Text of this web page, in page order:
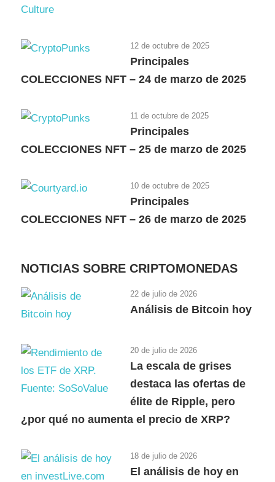
12 de octubre de 2025
Principales
COLECCIONES NFT – 24 de marzo de 2025
11 de octubre de 2025
Principales
COLECCIONES NFT – 25 de marzo de 2025
10 de octubre de 2025
Principales
COLECCIONES NFT – 26 de marzo de 2025
NOTICIAS SOBRE CRIPTOMONEDAS
22 de julio de 2026
Análisis de Bitcoin hoy
20 de julio de 2026
La escala de grises
destaca las ofertas de
élite de Ripple, pero
¿por qué no aumenta el precio de XRP?
18 de julio de 2026
El análisis de hoy en